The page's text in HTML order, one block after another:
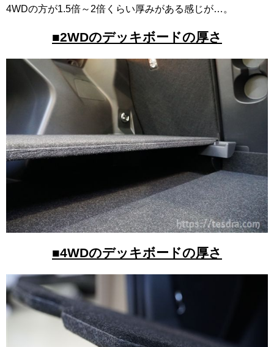
4WDの方が1.5倍～2倍くらい厚みがある感じが…。
■2WDのデッキボードの厚さ
■4WDのデッキボードの厚さ